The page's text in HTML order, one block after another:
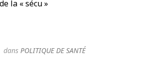
dans POLITIQUE DE SANTÉ